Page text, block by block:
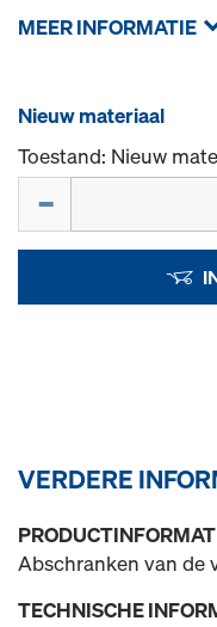
MEER INFORMATIE
Nieuw materiaal
Toestand: Nieuw
VERDERE
Abschranken van de
TECHNISCHE